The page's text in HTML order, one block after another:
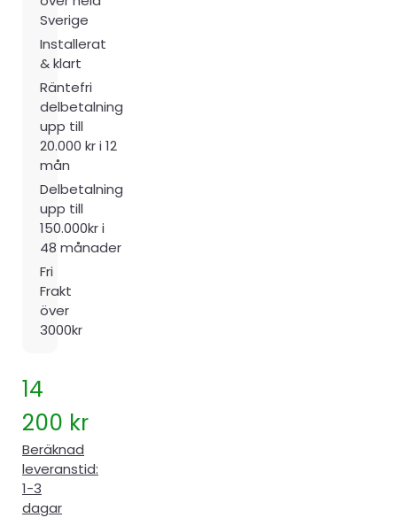
Sverige
Installerat
& klart
Räntefri
delbetalning
upp till
20.000 kr i 12
mån
Delbetalning
upp till
150.000kr i
48 månader
Fri
Frakt
över
3000kr
14
200 kr
Beräknad
leveranstid:
1-3
dagar